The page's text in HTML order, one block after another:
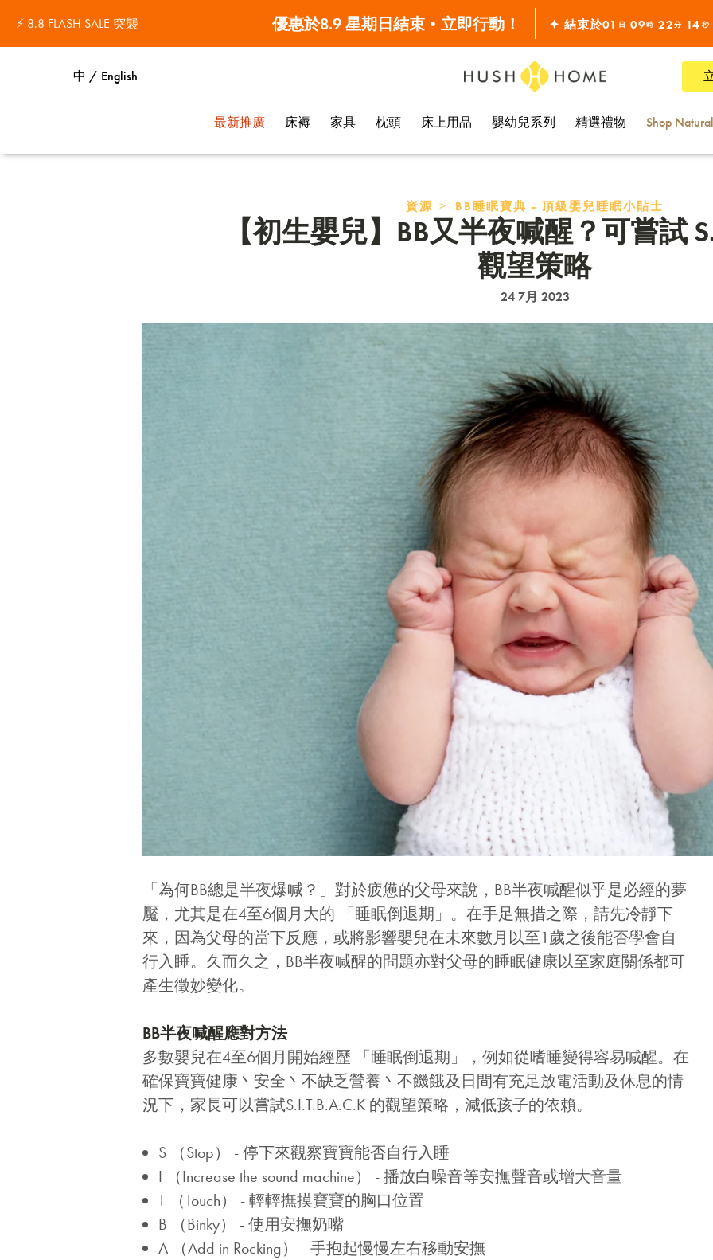
⚡ 8.8 FLASH SALE 突襲
優惠於8.9 星期日結束•立即行動！
全線7折!
✦ 結束於01 日 09時 22分 13 秒
中 / English
最新推廣 床褥 家具 枕頭 床上用品 嬰幼兒系列 精選禮物 Shop Natural
資源 > BB睡眠寶典 - 頂級嬰兒睡眠小貼士
【初生嬰兒】BB又半夜喊醒？可嘗試
觀望策略
24 7月 2023
「為何BB總是半夜爆喊？」對於疲憊的父母來說， BB半夜喊醒似乎是必經的夢
魘，尤其是在4至6個月大的 「睡眠倒退期」。在手足無措之際，請先冷靜下
來， 因為父母的當下反應，或將影響嬰兒在未來數月以至1歲之後能否學會自
行入睡。久而久之， BB半夜喊醒的問題亦對父母的睡眠健康以至家庭關係都可
產生徵妙變化。
BB半夜喊醒應對方法
多數嬰兒在4至6個月開始經歷 「睡眠倒退期」，例如從嗜睡變得容易喊醒。在
確保寶寶健康丶安全丶不缺乏營養丶不饑餓及日間有充足放電活動及休息的情
況下，家長可以嘗試S.I.T.B.A.C.K 的觀望策略，減低孩子的依賴。
S （Stop） - 停下來觀察寶寶能否自行入睡
I （Increase the sound machine） - 播放白噪音等安撫聲音或增大音量
T （Touch） - 輕輕撫摸寶寶的胸口位置
B （Binky） - 使用安撫奶嘴
A （Add in Rocking） - 手抱起慢慢左右移動安撫